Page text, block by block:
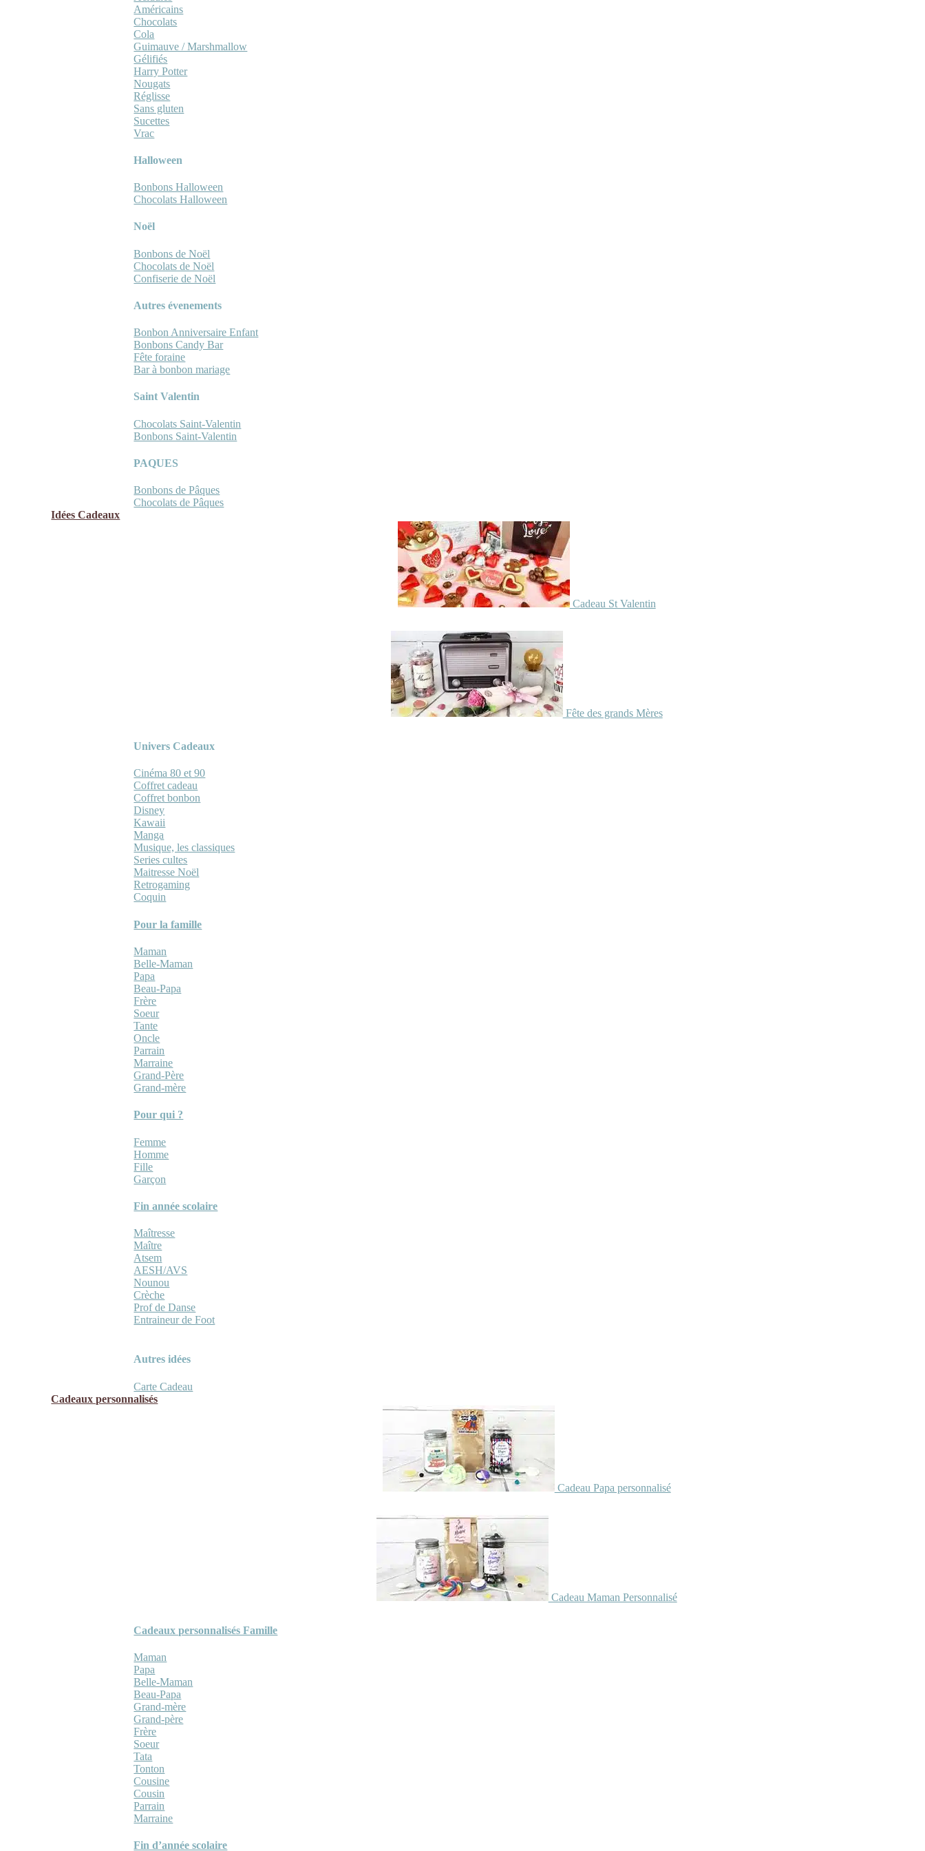
Américains
Chocolats
Cola
Guimauve / Marshmallow
Gélifiés
Harry Potter
Nougats
Réglisse
Sans gluten
Sucettes
Vrac
Halloween
Bonbons Halloween
Chocolats Halloween
Noël
Bonbons de Noël
Chocolats de Noël
Confiserie de Noël
Autres évenements
Bonbon Anniversaire Enfant
Bonbons Candy Bar
Fête foraine
Bar à bonbon mariage
Saint Valentin
Chocolats Saint-Valentin
Bonbons Saint-Valentin
PAQUES
Bonbons de Pâques
Chocolats de Pâques
Idées Cadeaux
Cadeau St Valentin
Fête des grands Mères
Univers Cadeaux
Cinéma 80 et 90
Coffret cadeau
Coffret bonbon
Disney
Kawaii
Manga
Musique, les classiques
Series cultes
Maitresse Noël
Retrogaming
Coquin
Pour la famille
Maman
Belle-Maman
Papa
Beau-Papa
Frère
Soeur
Tante
Oncle
Parrain
Marraine
Grand-Père
Grand-mère
Pour qui ?
Femme
Homme
Fille
Garçon
Fin année scolaire
Maîtresse
Maître
Atsem
AESH/AVS
Nounou
Crèche
Prof de Danse
Entraineur de Foot
Autres idées
Carte Cadeau
Cadeaux personnalisés
Cadeau Papa personnalisé
Cadeau Maman Personnalisé
Cadeaux personnalisés Famille
Maman
Papa
Belle-Maman
Beau-Papa
Grand-mère
Grand-père
Frère
Soeur
Tata
Tonton
Cousine
Cousin
Parrain
Marraine
Fin d’année scolaire